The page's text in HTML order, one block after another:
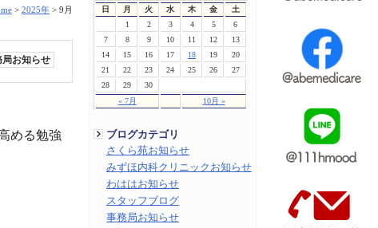
日 月 火 水 木 金 土
« 7月 10月 »
1 2 3 4 5
6
7
8 9 10 11 12
13
14
15 16 17 18 19
20
21
22 23 24 25 26
27
28
29 30
ブログカテゴリ
さくら苑お知らせ
みずほ内科クリニックお知らせ
わははお知らせ
スタッフブログ
事務局お知らせ
> 2025年 > 9月
局お知らせ
める勉強